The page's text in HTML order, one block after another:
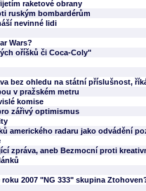
raketové obrany
ruským bombardérům
nevinné lidi
Wars?
oříšků či Coca-Coly"
bez ohledu na státní příslušnost,
v pražském metru
komise
zářivý optimismus
amerického radaru jako odvádění
zpráva, aneb Bezmocní proti
2007 "NG 333" skupina